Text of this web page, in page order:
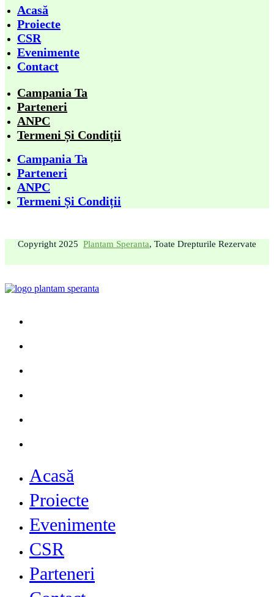
Acasă
Proiecte
CSR
Evenimente
Contact
Campania Ta
Parteneri
ANPC
Termeni Și Condiții
Campania Ta
Parteneri
ANPC
Termeni Și Condiții
Copyright 2025 Plantam Speranta, Toate Drepturile Rezervate
Acasă
Proiecte
Evenimente
CSR
Parteneri